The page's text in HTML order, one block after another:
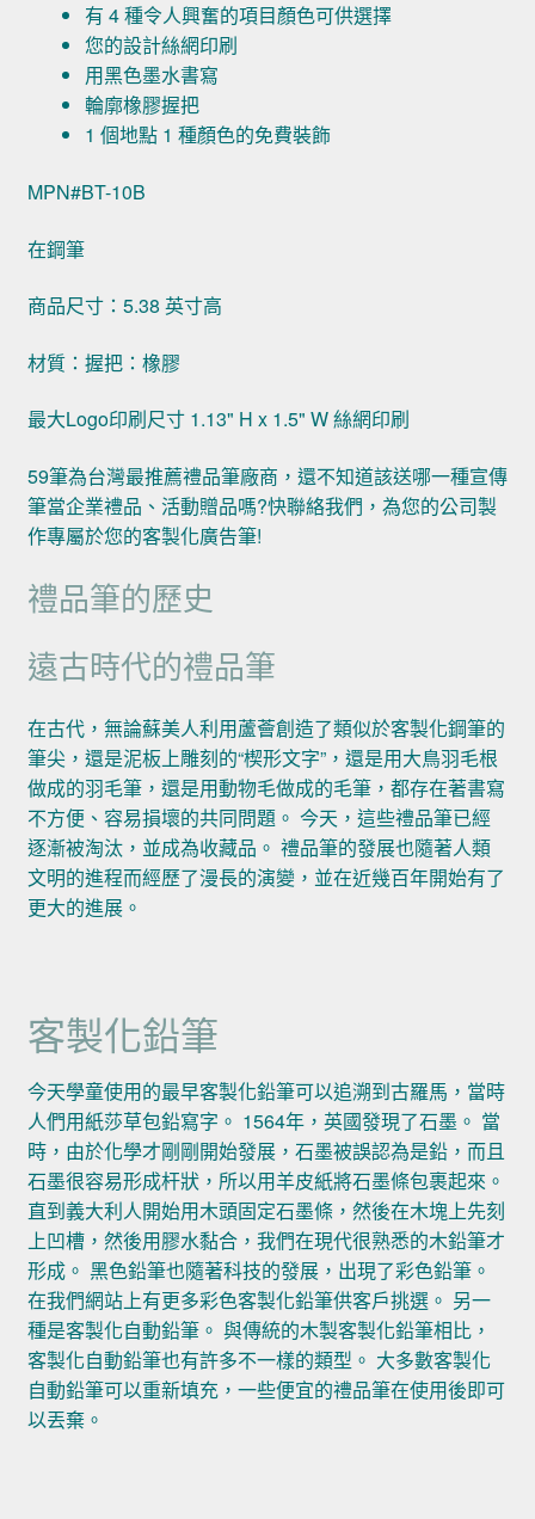
有 4 種令人興奮的項目顏色可供選擇
您的設計絲網印刷
用黑色墨水書寫
輪廓橡膠握把
1 個地點 1 種顏色的免費裝飾
MPN#BT-10B
在鋼筆
商品尺寸：5.38 英寸高
材質：握把：橡膠
最大Logo印刷尺寸 1.13" H x 1.5" W 絲網印刷
59筆為台灣最推薦禮品筆廠商，還不知道該送哪一種宣傳
筆當企業禮品、活動贈品嗎?快聯絡我們，為您的公司製
作專屬於您的客製化廣告筆!
禮品筆的歷史
遠古時代的禮品筆
在古代，無論蘇美人利用蘆薈創造了類似於客製化鋼筆的
筆尖，還是泥板上雕刻的“楔形文字”，還是用大鳥羽毛根
做成的羽毛筆，還是用動物毛做成的毛筆，都存在著書寫
不方便、容易損壞的共同問題。 今天，這些禮品筆已經
逐漸被淘汰，並成為收藏品。 禮品筆的發展也隨著人類
文明的進程而經歷了漫長的演變，並在近幾百年開始有了
更大的進展。
客製化鉛筆
今天學童使用的最早客製化鉛筆可以追溯到古羅馬，當時
人們用紙莎草包鉛寫字。 1564年，英國發現了石墨。 當
時，由於化學才剛剛開始發展，石墨被誤認為是鉛，而且
石墨很容易形成杆狀，所以用羊皮紙將石墨條包裹起來。
直到義大利人開始用木頭固定石墨條，然後在木塊上先刻
上凹槽，然後用膠水黏合，我們在現代很熟悉的木鉛筆才
形成。 黑色鉛筆也隨著科技的發展，出現了彩色鉛筆。
在我們網站上有更多彩色客製化鉛筆供客戶挑選。 另一
種是客製化自動鉛筆。 與傳統的木製客製化鉛筆相比，
客製化自動鉛筆也有許多不一樣的類型。 大多數客製化
自動鉛筆可以重新填充，一些便宜的禮品筆在使用後即可
以丟棄。